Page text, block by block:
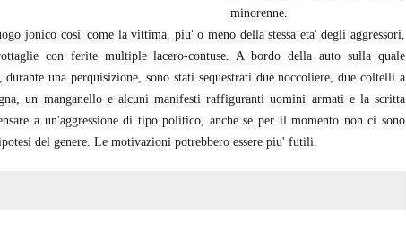
minorenne.
jonico cosi' come la vittima, piu' o meno della stessa eta' degli aggressori,
con ferite multiple lacero-contuse. A bordo della auto sulla quale
una perquisizione, sono stati sequestrati due noccoliere, due coltelli a
un manganello e alcuni manifesti raffiguranti uomini armati e la scritta
a un'aggressione di tipo politico, anche se per il momento non ci sono
del genere. Le motivazioni potrebbero essere piu' futili.